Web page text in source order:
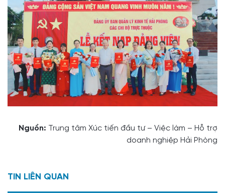
Nguồn: Trung tâm Xúc tiến đầu tư – Việc làm – Hỗ trợ
doanh nghiệp Hải Phòng
TIN LIÊN QUAN